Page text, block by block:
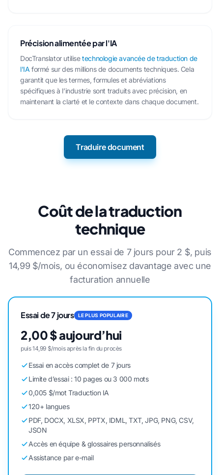
Précision alimentée par l'IA
DocTranslator utilisetechnologie avancée de traduction de
l'IA formé sur des millions de documents techniques. Cela
garantit que les termes, formules et abréviations
spécifiques à l’industrie sont traduits avec précision, en
maintenant la clarté et le contexte dans chaque document.
Traduire document
Coût de la traduction
technique
Commencez par un essai de 7 jours pour 2 $, puis
14,99 $/mois, ou économisez davantage avec une
facturation annuelle
Essai de 7 jours LE PLUS POPULAIRE
2,00 $ aujourd’hui
puis 14,99 $/mois après la fin du procès
Essai en accès complet de 7 jours
Limite d’essai : 10 pages ou 3 000 mots
0,005 $/mot Traduction IA
120+ langues
PDF, DOCX, XLSX, PPTX, IDML, TXT, JPG, PNG, CSV,
JSON
Accès en équipe & glossaires personnalisés
Assistance par e-mail